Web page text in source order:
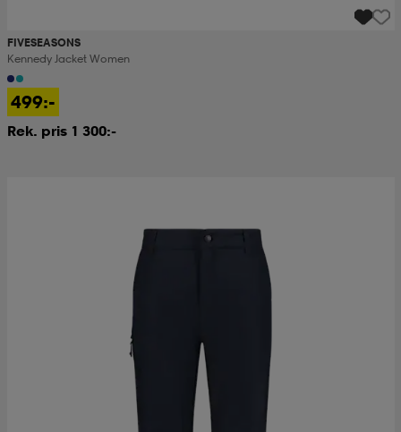
FIVESEASONS
Kennedy Jacket Women
499:-
Rek. pris 1 300:-